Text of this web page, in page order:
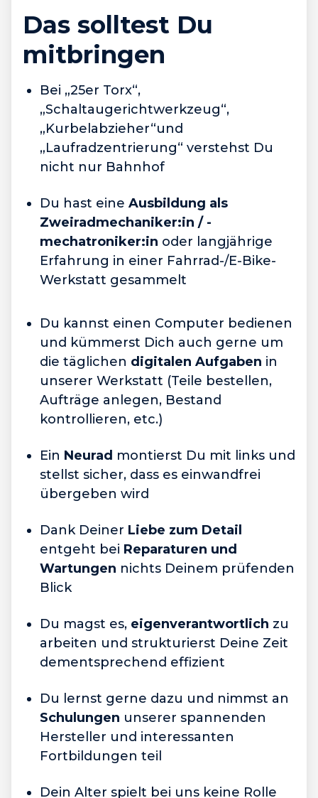
Das solltest Du
mitbringen
Bei „25er Torx“,
„Schaltaugerichtwerkzeug“,
„Kurbelabzieher“und
„Laufradzentrierung“ verstehst Du
nicht nur Bahnhof
Du hast eine Ausbildung als
Zweiradmechaniker:in / -
mechatroniker:in oder langjährige
Erfahrung in einer Fahrrad-/E-Bike-
Werkstatt gesammelt
Du kannst einen Computer bedienen
und kümmerst Dich auch gerne um
die täglichen digitalen Aufgaben in
unserer Werkstatt (Teile bestellen,
Aufträge anlegen, Bestand
kontrollieren, etc.)
Ein Neurad montierst Du mit links und
stellst sicher, dass es einwandfrei
übergeben wird
Dank Deiner Liebe zum Detail
entgeht bei Reparaturen und
Wartungen nichts Deinem prüfenden
Blick
Du magst es, eigenverantwortlich zu
arbeiten und strukturierst Deine Zeit
dementsprechend effizient
Du lernst gerne dazu und nimmst an
Schulungen unserer spannenden
Hersteller und interessanten
Fortbildungen teil
Dein Alter spielt bei uns keine Rolle